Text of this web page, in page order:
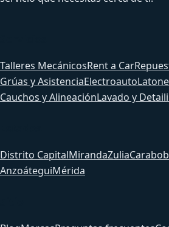
Talleres MecánicosRent a Car
Grúas y AsistenciaElectroauto
Cauchos y AlineaciónLavado y
Distrito CapitalMirandaZulia
AnzoáteguiMérida